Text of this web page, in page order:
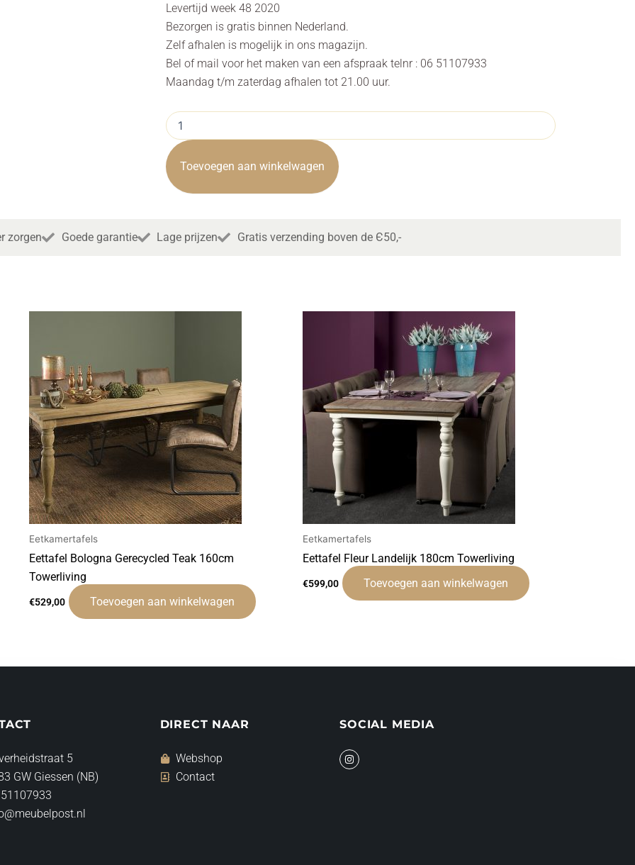
Levertijd week 48 2020
Bezorgen is gratis binnen Nederland.
Zelf afhalen is mogelijk in ons magazijn.
Bel of mail voor het maken van een afspraak telnr : 06 51107933
Maandag t/m zaterdag afhalen tot 21.00 uur.
Boomstamtafel
Ultimo
Live-
edge
Black
160m
Toevoegen aan winkelwagen
zorgen Goede garantie Lage prijzen Gratis verzending boven de Є50,-
Eetkamertafels
Eettafel Bologna Gerecycled Teak 160cm
Towerliving
€529,00 Toevoegen aan winkelwagen
Eetkamertafels
Eettafel Fleur Landelijk 180cm Towerliving
€599,00 Toevoegen aan winkelwagen
5
GW Giessen (NB)
DIRECT NAAR
Webshop
Contact
SOCIAL MEDIA
I
n
s